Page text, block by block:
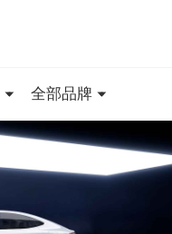
全部品牌